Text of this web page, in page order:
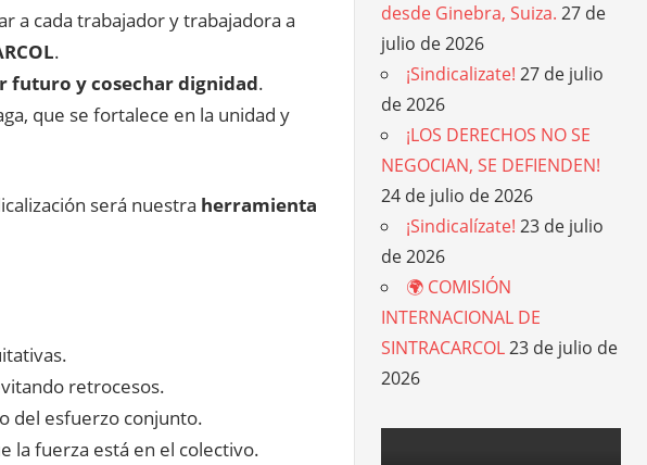
a cada trabajador y trabajadora a
.
futuro y cosechar dignidad.
que se fortalece en la unidad y
será nuestra herramienta
retrocesos.
del esfuerzo conjunto.
la fuerza está en el colectivo.
desde Ginebra, Suiza. 27 de
julio de 2026
¡Sindicalizate! 27 de julio
de 2026
¡LOS DERECHOS NO SE
NEGOCIAN, SE DEFIENDEN!
24 de julio de 2026
¡Sindicalízate! 23 de julio
de 2026
🌍 COMISIÓN
INTERNACIONAL DE
SINTRACARCOL23 de julio de
2026